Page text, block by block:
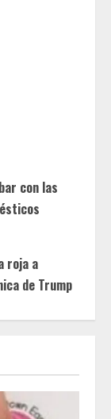
con las
roja a
de Trump